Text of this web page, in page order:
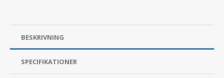
BESKRIVNING
SPECIFIKATIONER